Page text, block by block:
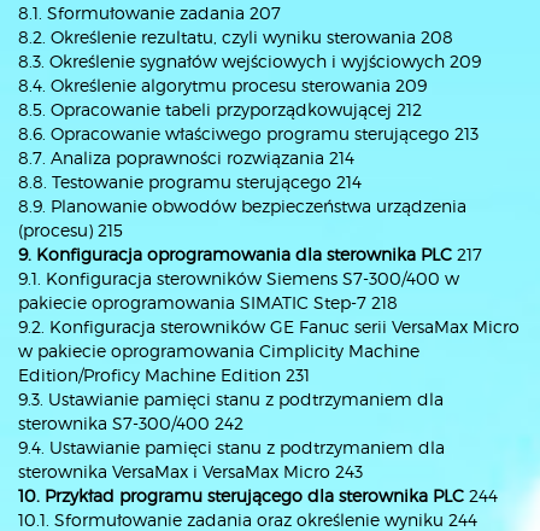
8.1. Sformułowanie zadania 207
8.2. Określenie rezultatu, czyli wyniku sterowania 208
8.3. Określenie sygnałów wejściowych i wyjściowych 209
8.4. Określenie algorytmu procesu sterowania 209
8.5. Opracowanie tabeli przyporządkowującej 212
8.6. Opracowanie właściwego programu sterującego 213
8.7. Analiza poprawności rozwiązania 214
8.8. Testowanie programu sterującego 214
8.9. Planowanie obwodów bezpieczeństwa urządzenia
(procesu) 215
9. Konfiguracja oprogramowania dla sterownika PLC 217
9.1. Konfiguracja sterowników Siemens S7-300/400 w
pakiecie oprogramowania SIMATIC Step-7 218
9.2. Konfiguracja sterowników GE Fanuc serii VersaMax Micro
w pakiecie oprogramowania Cimplicity Machine
Edition/Proficy Machine Edition 231
9.3. Ustawianie pamięci stanu z podtrzymaniem dla
sterownika S7-300/400 242
9.4. Ustawianie pamięci stanu z podtrzymaniem dla
sterownika VersaMax i VersaMax Micro 243
10. Przykład programu sterującego dla sterownika PLC 244
10.1. Sformułowanie zadania oraz określenie wyniku 244